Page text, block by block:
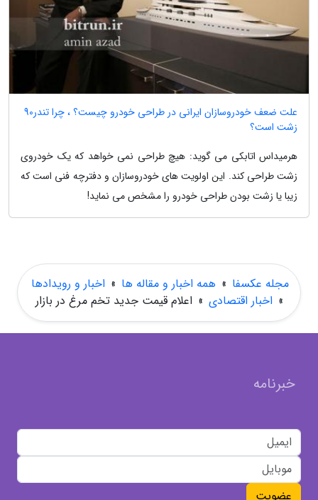
علت ضعف خودروسازان ایرانی در طراحی خودرو چیست؟ ، چرا تندر90
زشت است؟
هرمیداس اتابکی می گوید: هیچ طراحی نمی خواهد که یک خودروی
زشت طراحی کند. این اولویت های خودروسازان و دفترچه فنی است که
زیبا یا زشت بودن طراحی خودرو را مشخص می نماید!
مجله عکسفا » همه اخبار و مقاله ها » اخبار و رویدادها
» اخبار اقتصادی » اعلام قیمت جدید تخم مرغ در بازار
خبرنامه
عضویت